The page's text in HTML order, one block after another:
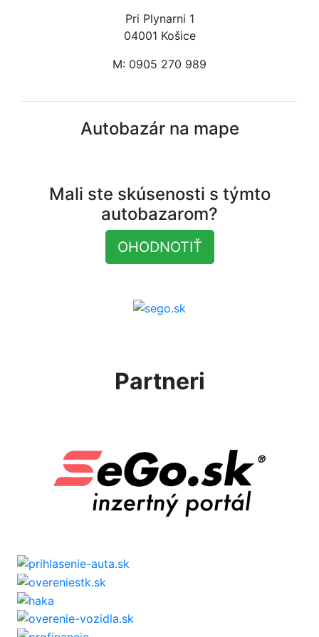
Pri Plynarni 1
04001 Košice
M: 0905 270 989
Autobazár na mape
Mali ste skúsenosti s týmto
autobazarom?
OHODNOTIŤ
Partneri